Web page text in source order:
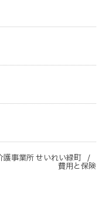
事業所 せいれい緑町
費用と保険